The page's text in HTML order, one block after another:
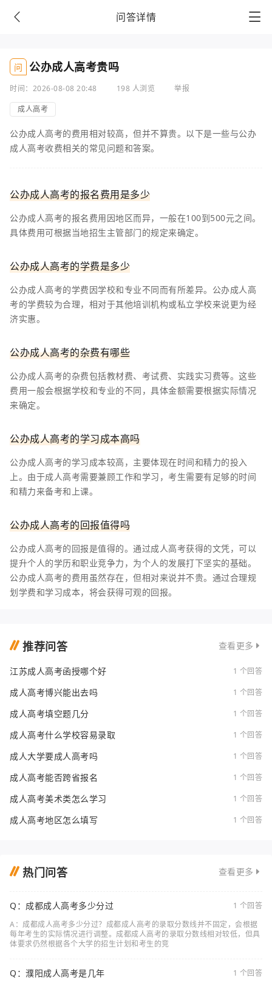
问答详情
问 公办成人高考贵吗
时间：2026-08-08 20:48 198 人浏览
举报
成人高考
公办成人高考的费用相对较高，但并不算贵。以下是一些与公办
成人高考收费相关的常见问题和答案。
公办成人高考的报名费用是多少
公办成人高考的报名费用因地区而异，一般在100到500元之间。
具体费用可根据当地招生主管部门的规定来确定。
公办成人高考的学费是多少
公办成人高考的学费因学校和专业不同而有所差异。公办成人高
考的学费较为合理，相对于其他培训机构或私立学校来说更为经
济实惠。
公办成人高考的杂费有哪些
公办成人高考的杂费包括教材费、考试费、实践实习费等。这些
费用一般会根据学校和专业的不同，具体金额需要根据实际情况
来确定。
公办成人高考的学习成本高吗
公办成人高考的学习成本较高，主要体现在时间和精力的投入
上。由于成人高考需要兼顾工作和学习，考生需要有足够的时间
和精力来备考和上课。
公办成人高考的回报值得吗
公办成人高考的回报是值得的。通过成人高考获得的文凭，可以
提升个人的学历和职业竞争力，为个人的发展打下坚实的基础。
公办成人高考的费用虽然存在，但相对来说并不贵。通过合理规
划学费和学习成本，将会获得可观的回报。
推荐问答 查看更多
江苏成人高考函授哪个好 1 个回答
成人高考博兴能出去吗 1 个回答
成人高考填空题几分 1 个回答
成人高考什么学校容易录取 1 个回答
成人大学要成人高考吗 1 个回答
成人高考能否跨省报名 1 个回答
成人高考美术类怎么学习 1 个回答
成人高考地区怎么填写 1 个回答
热门问答 查看更多
Q：成都成人高考多少分过
1 个回答
A：成都成人高考多少分过？成都成人高考的录取分数线并不固定，会根据
每年考生的实际情况进行调整。成都成人高考的录取分数线相对较低，但具
体要求仍然根据各个大学的招生计划和考生的竞
Q：濮阳成人高考是几年
1 个回答